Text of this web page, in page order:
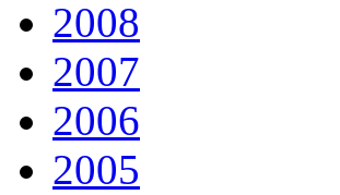
2008
2007
2006
2005